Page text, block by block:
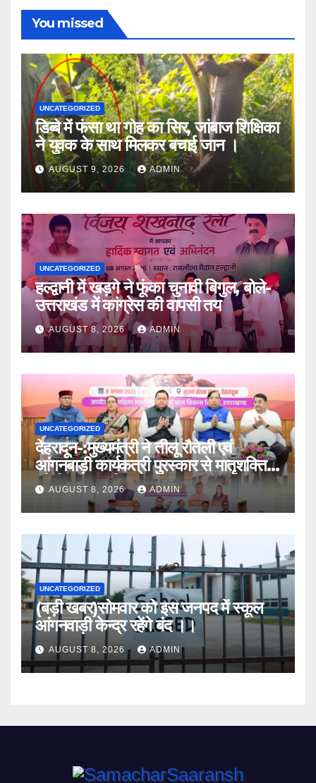
You missed
UNCATEGORIZED
डिब्बे में फंसा था गोह का सिर, जांबाज शिक्षिका
ने युवक के साथ मिलकर बचाई जान ।
AUGUST 9, 2026 ADMIN
UNCATEGORIZED
हल्द्वानी में खड़गे ने फूंका चुनावी बिगुल, बोले-
उत्तराखंड में कांग्रेस की वापसी तय
AUGUST 8, 2026 ADMIN
UNCATEGORIZED
देहरादून-:मुख्यमंत्री ने तीलू रौतेली एवं
आंगनबाड़ी कार्यकत्री पुरस्कार से मातृशक्ति
को किया सम्मानित
AUGUST 8, 2026 ADMIN
UNCATEGORIZED
(बड़ी खबर)सोमवार को इस जनपद में स्कूल
आंगनवाड़ी केन्द्र रहेंगे बंद ।।
AUGUST 8, 2026 ADMIN